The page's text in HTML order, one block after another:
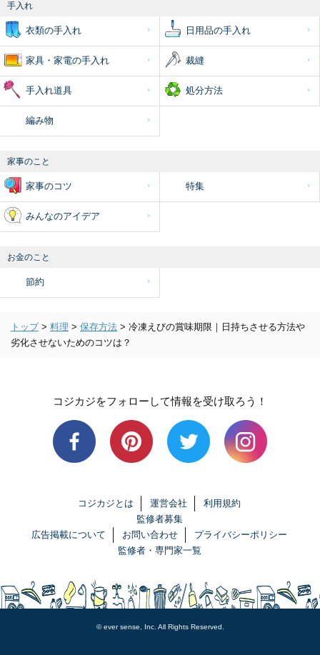
手入れ
衣類の手入れ 日用品の手入れ
家具・家電の手入れ 裁縫
手入れ道具 処分方法
編み物
家事のこと
家事のコツ 特集
みんなのアイデア
お金のこと
節約
トップ > 料理 > 保存方法 > 冷凍えびの賞味期限｜日持ちさせる方法や
劣化させないためのコツは？
コジカジをフォローして情報を受け取ろう！
コジカジとは 運営会社
利用規約
監修者募集
広告掲載について
お問い合わせ
プライバシーポリシー
監修者・専門家一覧
© ever sense, Inc. All Rights Reserved.